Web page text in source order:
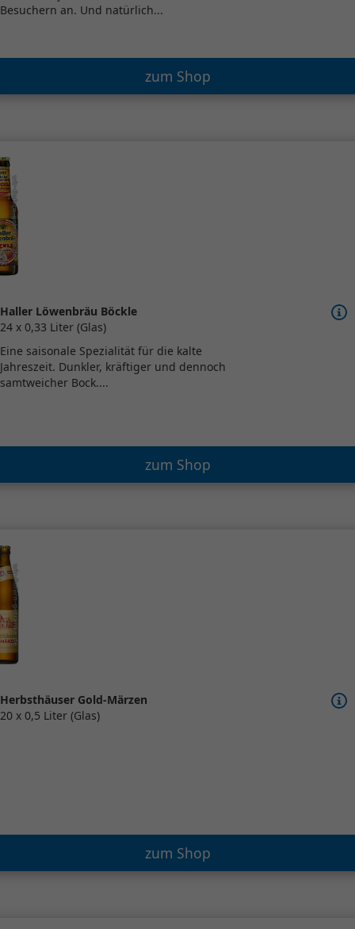
Besuchern an. Und natürlich...
zum Shop
Haller Löwenbräu Böckle
24 x 0,33 Liter (Glas)
Eine saisonale Spezialität für die kalte
Jahreszeit. Dunkler, kräftiger und dennoch
samtweicher Bock....
zum Shop
Herbsthäuser Gold-Märzen
20 x 0,5 Liter (Glas)
zum Shop